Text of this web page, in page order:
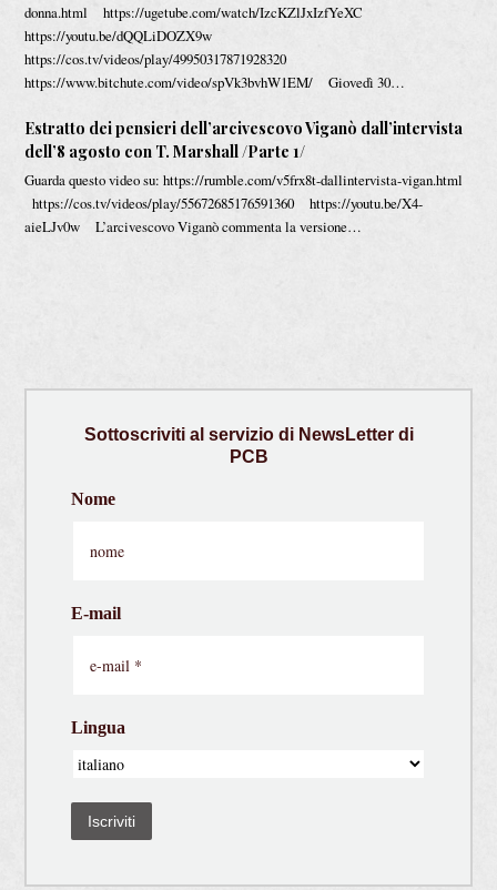
donna.html https://ugetube.com/watch/IzcKZlJxIzfYeXC
https://youtu.be/dQQLiDOZX9w
https://cos.tv/videos/play/49950317871928320
https://www.bitchute.com/video/spVk3bvhW1EM/ Giovedì 30…
Еstratto dei pensieri dell’arcivescovo Viganò dall’intervista
dell’8 agosto con T. Marshall /Parte 1/
Guarda questo video su: https://rumble.com/v5frx8t-dallintervista-vigan.html
https://cos.tv/videos/play/55672685176591360 https://youtu.be/X4-
aieLJv0w L’arcivescovo Viganò commenta la versione…
Sottoscriviti al servizio di NewsLetter di
PCB
Nome
E-mail
Lingua
Iscriviti